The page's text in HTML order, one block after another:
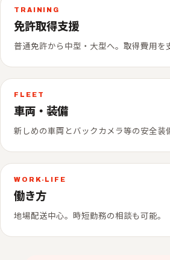
TRAINING
免許取得支援
普通免許から中型・大型へ。取得費用を
FLEET
車両・装備
新しめの車両とバックカメラ等の安全装
WORK-LIFE
働き方
地場配送中心。時短勤務の相談も可能。